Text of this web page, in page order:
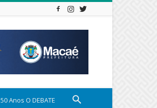
50 Anos O DEBATE